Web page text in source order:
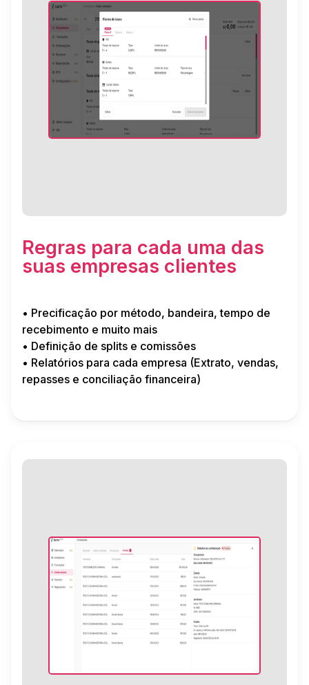
Regras para cada uma das
suas empresas clientes
• Precificação por método, bandeira, tempo de
recebimento e muito mais
• Definição de splits e comissões
• Relatórios para cada empresa (Extrato, vendas,
repasses e conciliação financeira)